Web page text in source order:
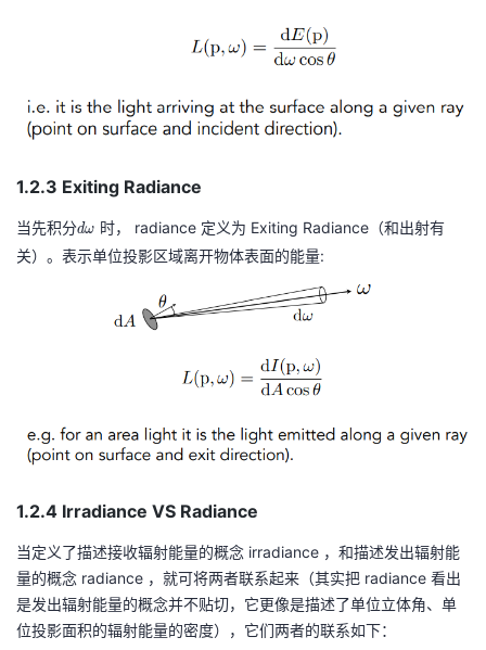
1.2.3 Exiting Radiance
当先积分d
\
dω 时， radiance 定义为 Exiting Radiance（和出射有
关）。表示单位投影区域离开物体表面的能量:
1.2.4 Irradiance VS Radiance
当定义了描述接收辐射能量的概念 irradiance ，和描述发出辐射能
量的概念 radiance ，就可将两者联系起来（其实把 radiance 看出
是发出辐射能量的概念并不贴切，它更像是描述了单位立体角、单
位投影面积的辐射能量的密度），它们两者的联系如下：